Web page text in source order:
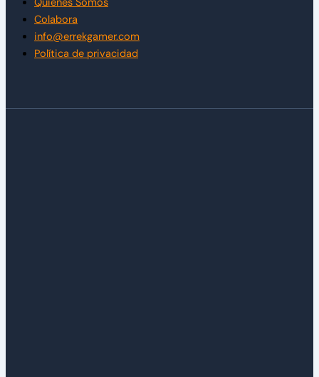
Quiénes Somos
Colabora
info@errekgamer.com
Política de privacidad